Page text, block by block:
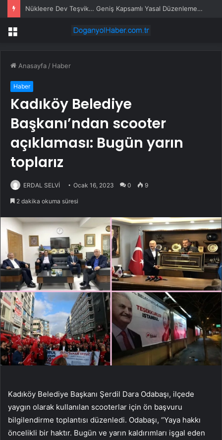
Nükleere Dev Teşvik… Geniş Kapsamlı Yasal Düzenlemede Teşvikler Öne Çekildi
Menü
Anasayfa / Haber
Haber
Kadıköy Belediye
Başkanı’ndan scooter
açıklaması: Bugün yarın
toplarız
ERDAL SELVİ Ocak 16, 2023 0 9
2 dakika okuma süresi
Kadıköy Belediye Başkanı Şerdil Dara Odabaşı, ilçede
yaygın olarak kullanılan scooterlar için ön başvuru
bilgilendirme toplantısı düzenledi. Odabaşı, “Yaya hakkı
öncelikli bir haktır. Bugün ve yarın kaldırımları işgal eden